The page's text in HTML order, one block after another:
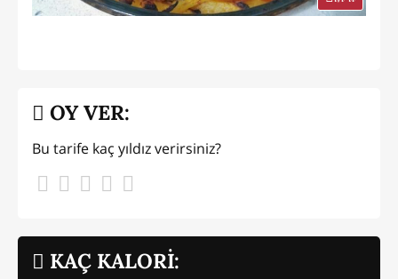
KAÇ KALORİ:
OY VER:
Bu tarife kaç yıldız verirsiniz?